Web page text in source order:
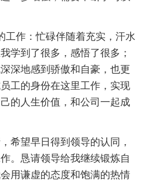
作：忙碌伴随着充实，汗水
学到了很多，感悟了很多；
深地感到骄傲和自豪，也更
工的身份在这里工作，实现
的人生价值，和公司一起成
望早日得到领导的认同，
。恳请领导给我继续锻炼自
用谦虚的态度和饱满的热情